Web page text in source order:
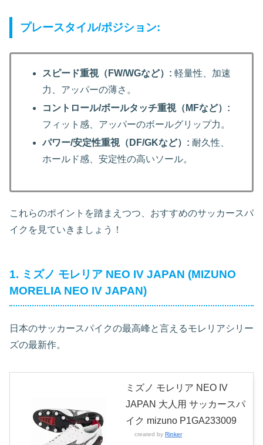
プレースタイル/ポジション:
スピード重視（FW/WGなど）: 軽量性、加速
力、アッパーの薄さ。
コントロール/ボールタッチ重視（MFなど）:
フィット感、アッパーのボールグリップ力。
パワー/安定性重視（DF/GKなど）: 耐久性、
ホールド感、安定性の高いソール。
これらのポイントを踏まえつつ、おすすめのサッカースパ
イクを見ていきましょう！
1. ミズノ モレリア NEO IV JAPAN (MIZUNO
MORELIA NEO IV JAPAN)
日本のサッカースパイクの最高峰と言えるモレリアシリー
ズの最新作。
ミズノ モレリア NEO IV
JAPAN 大人用 サッカースパ
イク mizuno P1GA233009
created by Rinker